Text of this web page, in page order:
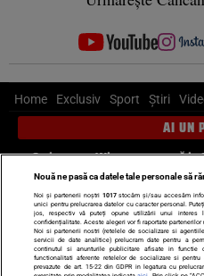
Home Exclusiv Sport Știri
AI UN
Scrie-ne pe Whatsapp, sună la
Știri interne Știri
Ultimele stiri
Diete Insula Iubirii
Nouă ne pasă ca datele tale personale să
Noi și partenerii noștri 1017stocăm și/sau accesăm
unici pentru prelucrarea datelor cu caracter personal.
jos, respectiv vă puteți opune utilizării unui
confidențialitate. Aceste alegeri vor fi raportate partenerilor
Noi si partenerii nostri (retelele de socializare si
servicii de date analitice) prelucram date pentru a
continutul si anunturile publicitare afisate in
functionalitati aferente retelelor de socializare si
prevazute de art. 15-22 din GDPR in legatura cu